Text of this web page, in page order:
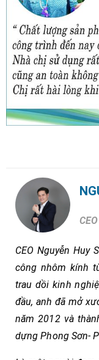
CEO Nguyễn Huy
công nhôm kính
trau dồi kinh
đầu, anh đã mở
năm 2012 và
dựng Phong Sơn-